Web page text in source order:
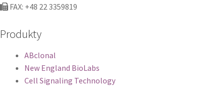
FAX: +48 22 3359819
Produkty
ABclonal
New England BioLabs
Cell Signaling Technology